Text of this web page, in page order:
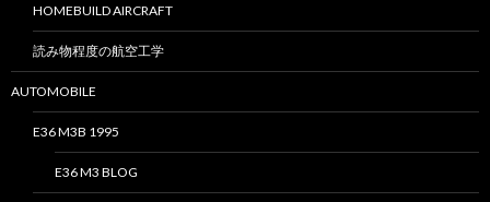
HOMEBUILD AIRCRAFT
読み物程度の航空工学
AUTOMOBILE
E36 M3B 1995
E36 M3 BLOG